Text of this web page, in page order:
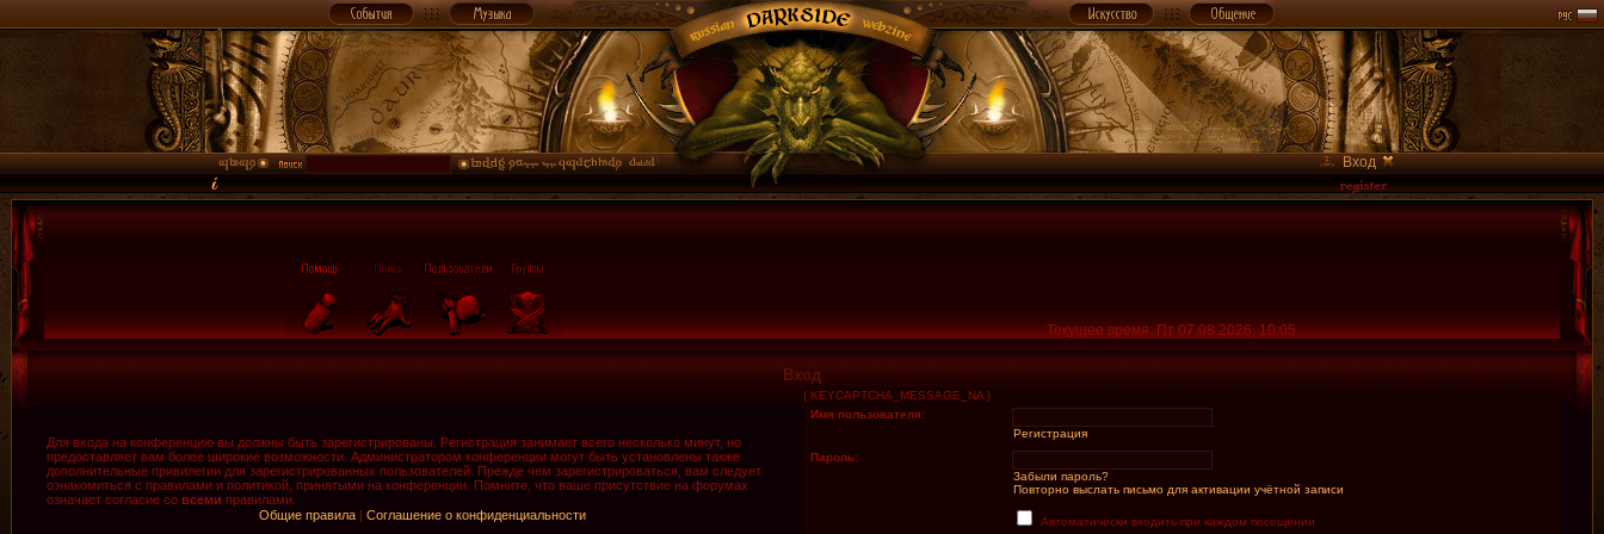
Вход
Текущее время: Пт 07.08.2026, 10:05
Вход
Для входа на конференцию вы должны быть зарегистрированы. Регистрация занимает всего несколько минут, но
предоставляет вам более широкие возможности. Администратором конференции могут быть установлены также
дополнительные привилегии для зарегистрированных пользователей. Прежде чем зарегистрироваться, вам следует
ознакомиться с правилами и политикой, принятыми на конференции. Помните, что ваше присутствие на форумах
означает согласие со всеми правилами.
Общие правила | Соглашение о конфиденциальности
{ KEYCAPTCHA_MESSAGE_NA }
Имя пользователя:
Регистрация
Пароль:
Забыли пароль?
Повторно выслать письмо для активации учётной записи
Автоматически входить при каждом посещении